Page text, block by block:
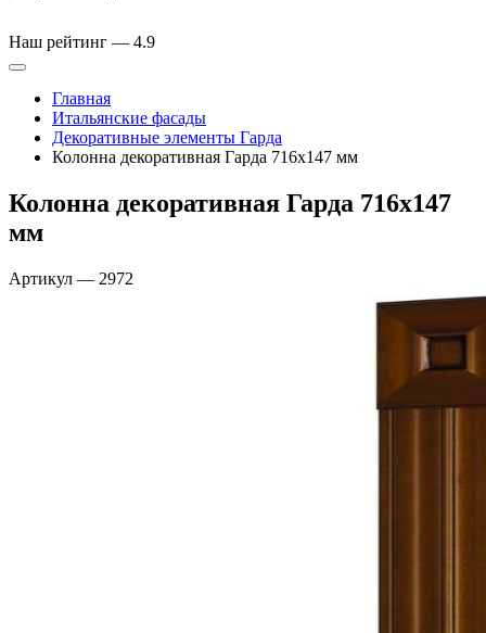
Наш рейтинг — 4.9
Главная
Итальянские фасады
Декоративные элементы Гарда
Колонна декоративная Гарда 716х147 мм
Колонна декоративная Гарда 716х147
мм
Артикул — 2972